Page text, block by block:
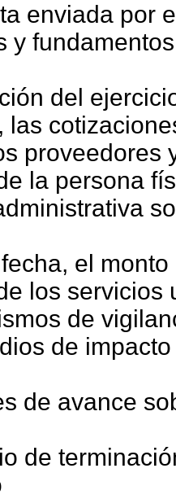
enviada por
y
del
las
proveedores
la persona
el
los servicios
de
de
de avance
de